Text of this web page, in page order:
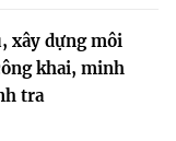
xây dựng môi
khai, minh
tra